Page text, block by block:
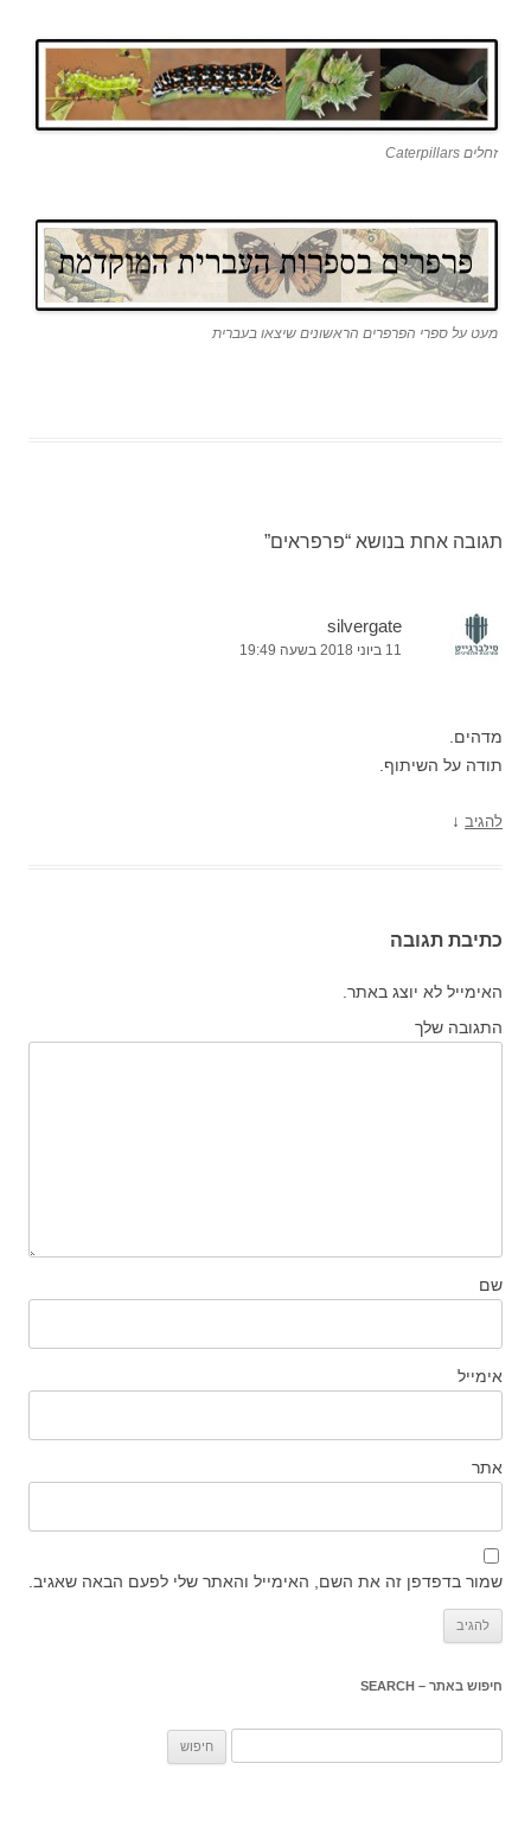
זחלים Caterpillars
מעט על ספרי הפרפרים הראשונים שיצאו בעברית
תגובה אחת בנושא “פרפראים”
silvergate
11 ביוני 2018 בשעה 19:49
מדהים.
תודה על השיתוף.
להגיב ↓
כתיבת תגובה
האימייל לא יוצג באתר.
התגובה שלך
שם
אימייל
אתר
שמור בדפדפן זה את השם, האימייל והאתר שלי לפעם הבאה שאגיב.
חיפוש באתר – SEARCH